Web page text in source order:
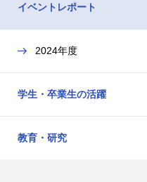
イベントレポート
2024年度
学生・卒業生の活躍
教育・研究